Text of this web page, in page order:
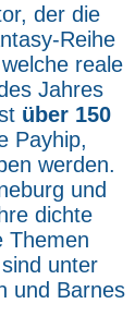
der die
Reihe
reale
Jahres
über 150
Payhip,
werden.
und
dichte
Themen
unter
und Barnes